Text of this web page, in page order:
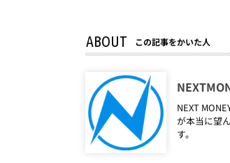
ABOUT この記事をかいた人
NEXT
が本当に望
す。